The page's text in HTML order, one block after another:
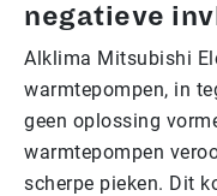
negatieve
Alklima Mitsubishi
warmtepompen, in
geen oplossing
warmtepompen
scherpe pieken. Dit